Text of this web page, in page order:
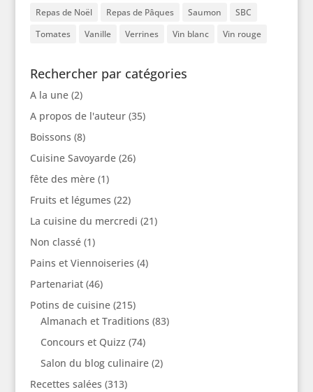
Repas de Noël
Repas de Pâques Saumon
SBC
Tomates
Vanille Verrines Vin blanc Vin rouge
Rechercher par catégories
A la une(2)
A propos de l'auteur(35)
Boissons (8)
Cuisine Savoyarde(26)
fête des mère(1)
Fruits et légumes (22)
La cuisine du mercredi (21)
Non classé(1)
Pains et Viennoiseries (4)
Partenariat(46)
Potins de cuisine(215)
Almanach et Traditions (83)
Concours et Quizz (74)
Salon du blog culinaire(2)
Recettes salées (313)